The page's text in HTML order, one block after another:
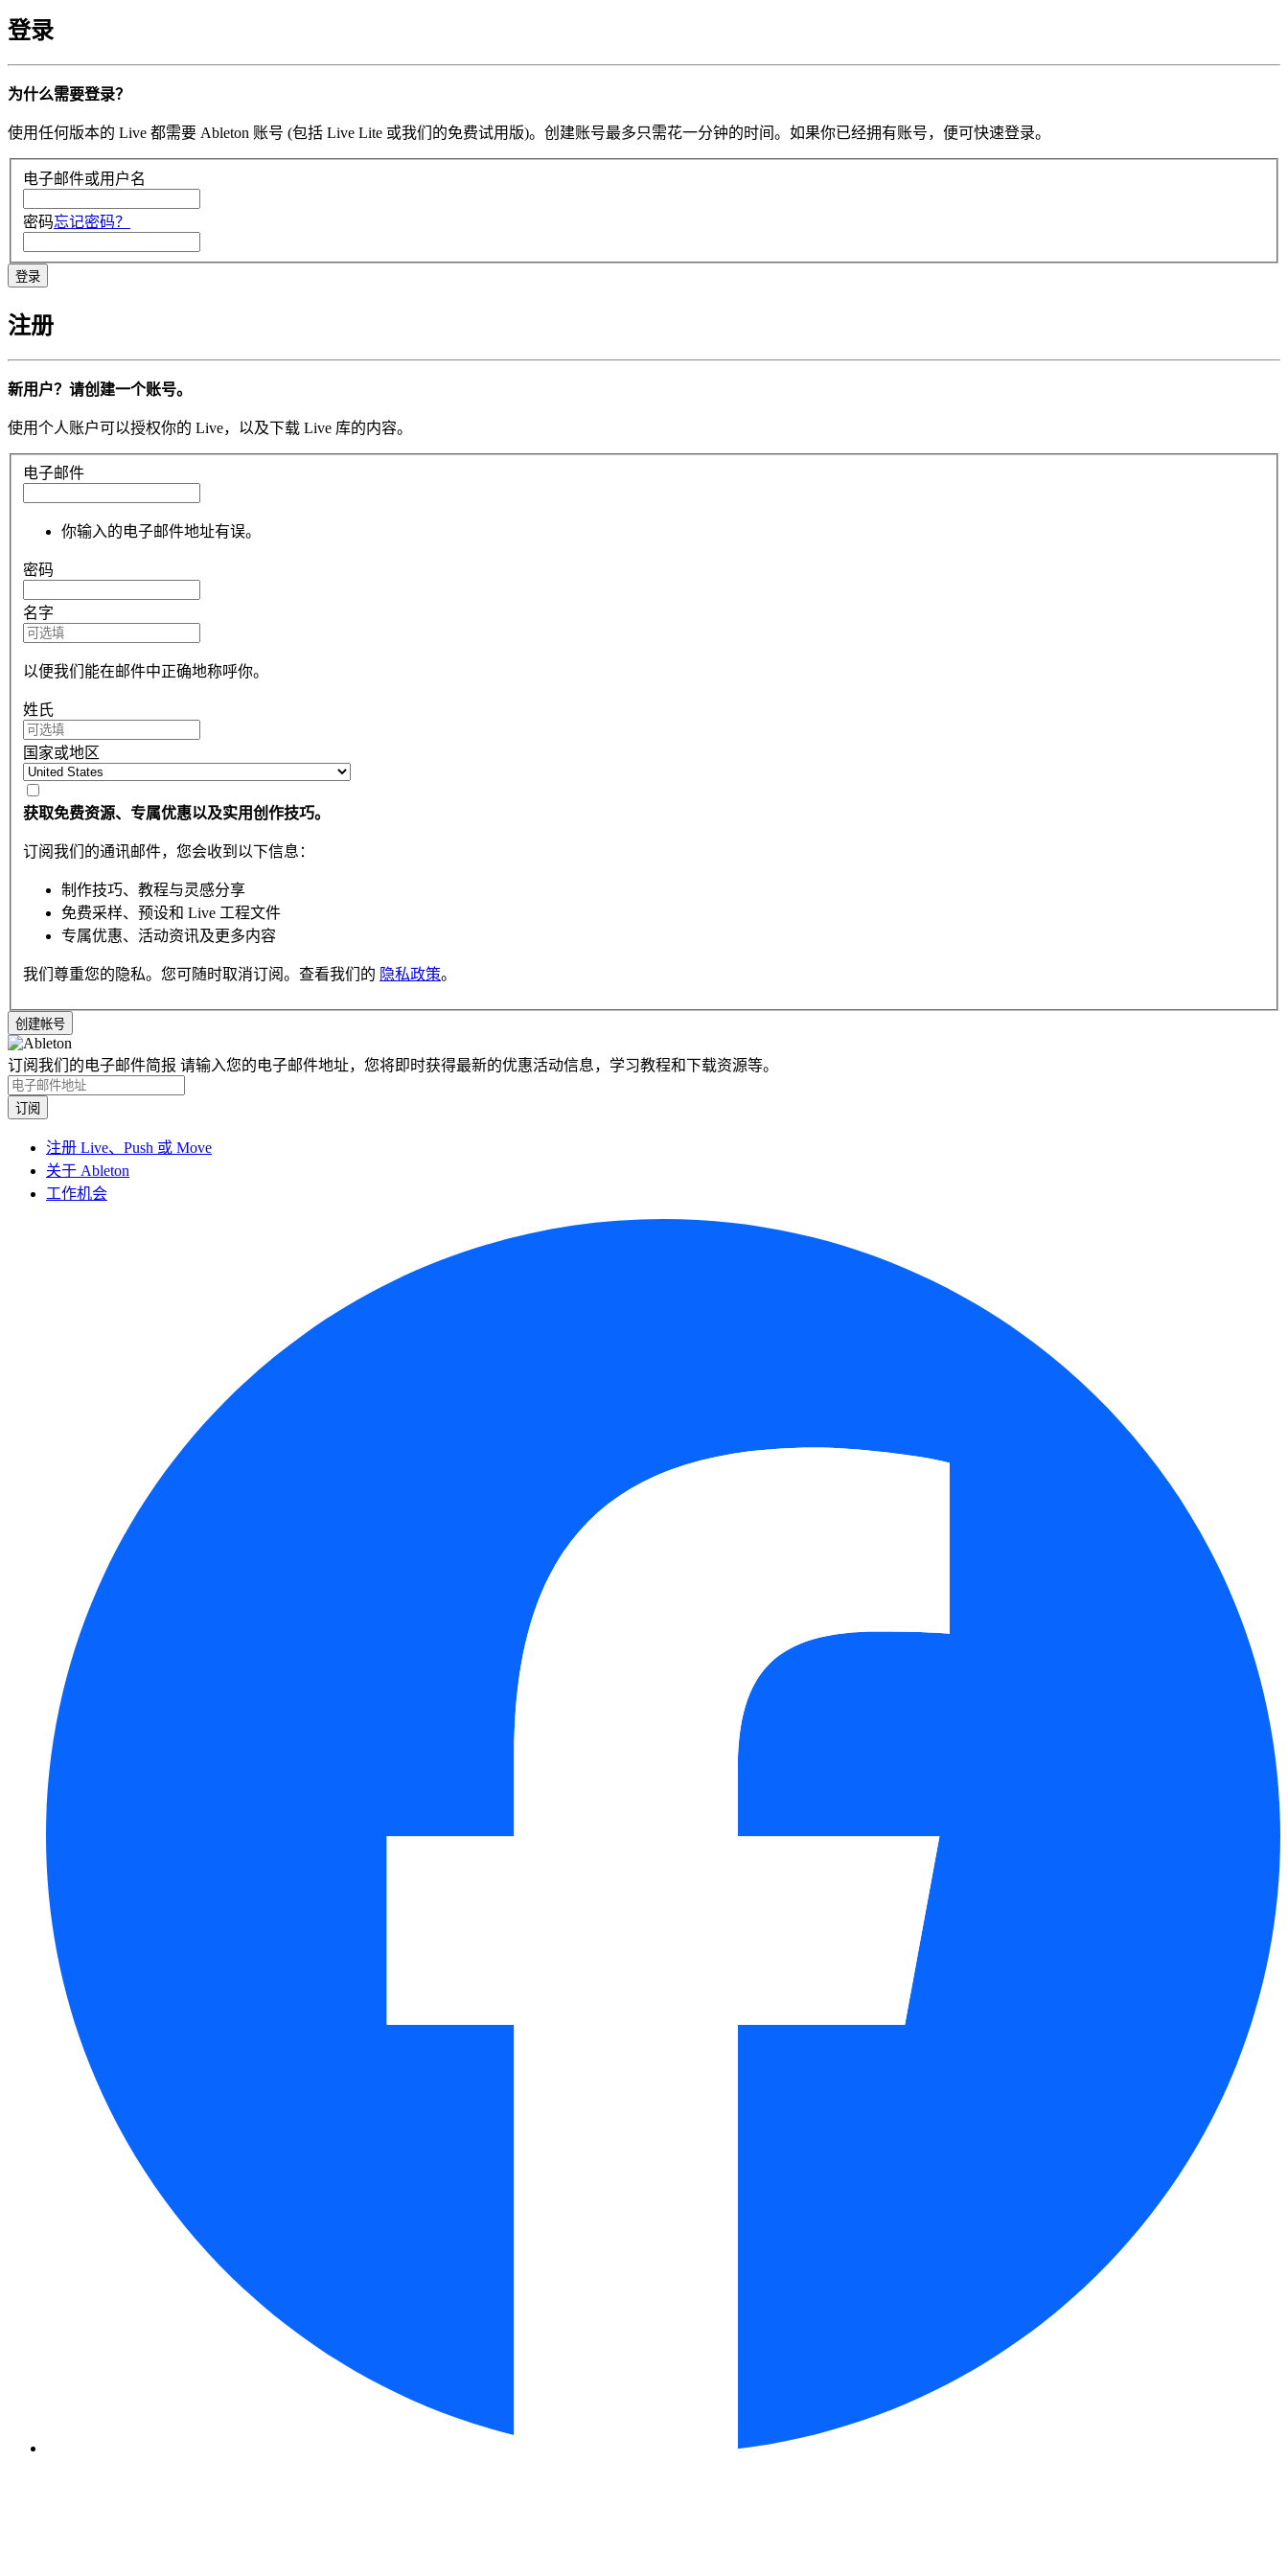
登录
为什么需要登录？
使用任何版本的 Live 都需要 Ableton 账号 (包括 Live Lite 或我们的免费试用版)。创建账号最多只需花一分钟的时间。如果你已经拥有账号，便可快速登录。
电子邮件或用户名
密码忘记密码？
注册
新用户？请创建一个账号。
使用个人账户可以授权你的 Live，以及下载 Live 库的内容。
电子邮件
你输入的电子邮件地址有误。
密码
名字
以便我们能在邮件中正确地称呼你。
姓氏
国家或地区
获取免费资源、专属优惠以及实用创作技巧。
订阅我们的通讯邮件，您会收到以下信息：
制作技巧、教程与灵感分享
免费采样、预设和 Live 工程文件
专属优惠、活动资讯及更多内容
我们尊重您的隐私。您可随时取消订阅。查看我们的 隐私政策。
订阅我们的电子邮件简报 请输入您的电子邮件地址，您将即时获得最新的优惠活动信息，学习教程和下载资源等。
注册 Live、Push 或 Move
关于 Ableton
工作机会